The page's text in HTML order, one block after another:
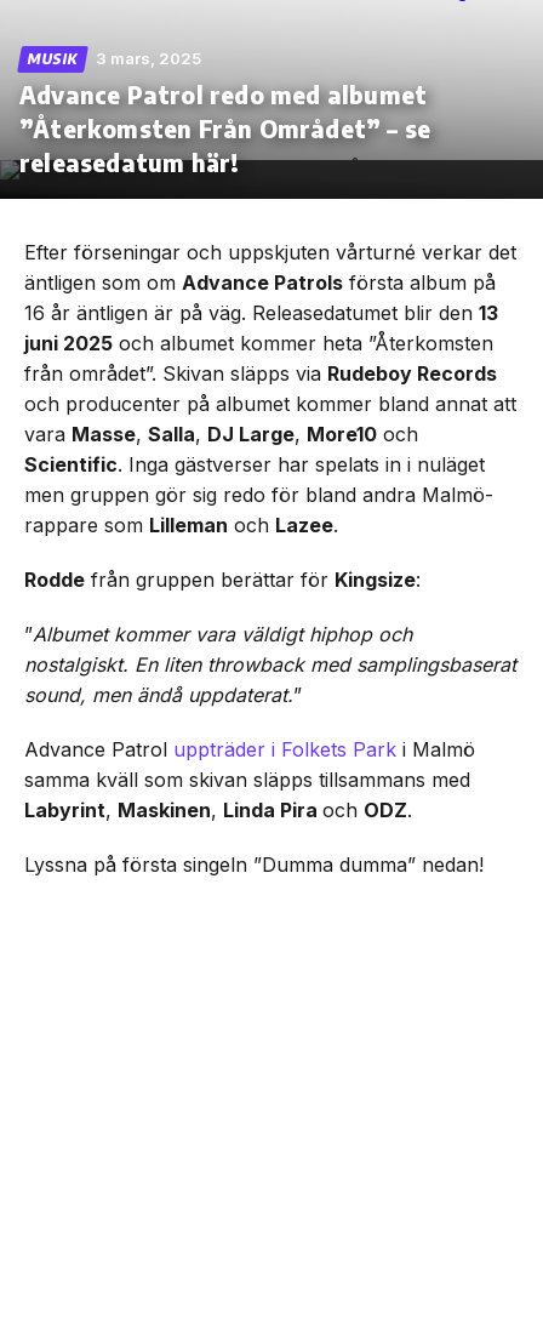
Skip
the
MUSIK 3 mars, 2025
Advance Patrol redo med albumet
”Återkomsten Från Området” – se
releasedatum här!
Efter förseningar och uppskjuten vårturné verkar det
äntligen som om Advance Patrols första album på
16 år äntligen är på väg. Releasedatumet blir den 13
juni 2025 och albumet kommer heta ”Återkomsten
från området”. Skivan släpps via Rudeboy Records
och producenter på albumet kommer bland annat att
vara Masse, Salla, DJ Large, More10 och
Scientific. Inga gästverser har spelats in i nuläget
men gruppen gör sig redo för bland andra Malmö-
rappare som Lilleman och Lazee.
Rodde från gruppen berättar för Kingsize:
”Albumet kommer vara väldigt hiphop och
nostalgiskt. En liten throwback med samplingsbaserat
sound, men ändå uppdaterat.”
Advance Patrol uppträder i Folkets Park i Malmö
samma kväll som skivan släpps tillsammans med
Labyrint, Maskinen, Linda Pira och ODZ.
Lyssna på första singeln ”Dumma dumma” nedan!